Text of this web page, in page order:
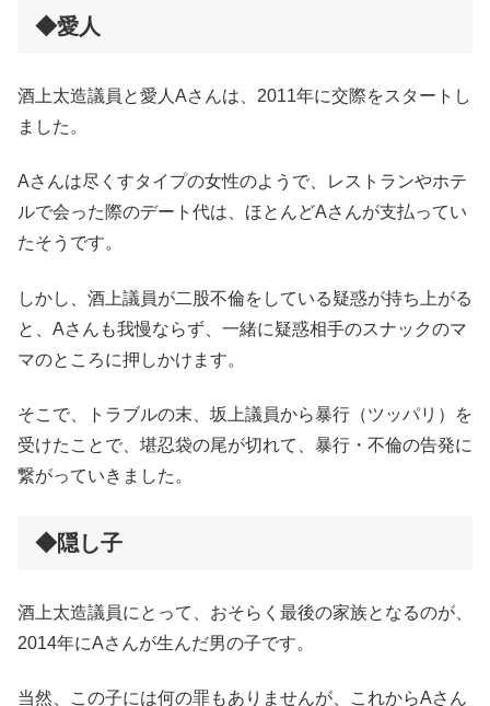
◆愛人
酒上太造議員と愛人Aさんは、2011年に交際をスタートし
ました。
Aさんは尽くすタイプの女性のようで、レストランやホテ
ルで会った際のデート代は、ほとんどAさんが支払ってい
たそうです。
しかし、酒上議員が二股不倫をしている疑惑が持ち上がる
と、Aさんも我慢ならず、一緒に疑惑相手のスナックのマ
マのところに押しかけます。
そこで、トラブルの末、坂上議員から暴行（ツッパリ）を
受けたことで、堪忍袋の尾が切れて、暴行・不倫の告発に
繋がっていきました。
◆隠し子
酒上太造議員にとって、おそらく最後の家族となるのが、
2014年にAさんが生んだ男の子です。
当然、この子には何の罪もありませんが、これからAさん